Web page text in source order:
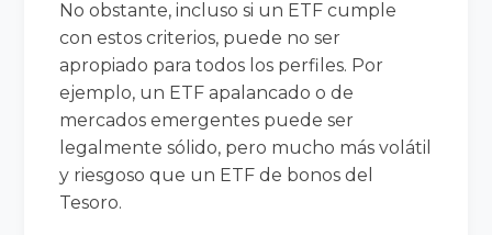
No obstante, incluso si un ETF cumple
con estos criterios, puede no ser
apropiado para todos los perfiles. Por
ejemplo, un ETF apalancado o de
mercados emergentes puede ser
legalmente sólido, pero mucho más volátil
y riesgoso que un ETF de bonos del
Tesoro.